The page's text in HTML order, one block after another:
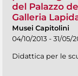
del Palazzo
Galleria
Musei Capitolini
04/10/2013 - 31/05/
Didattica per le